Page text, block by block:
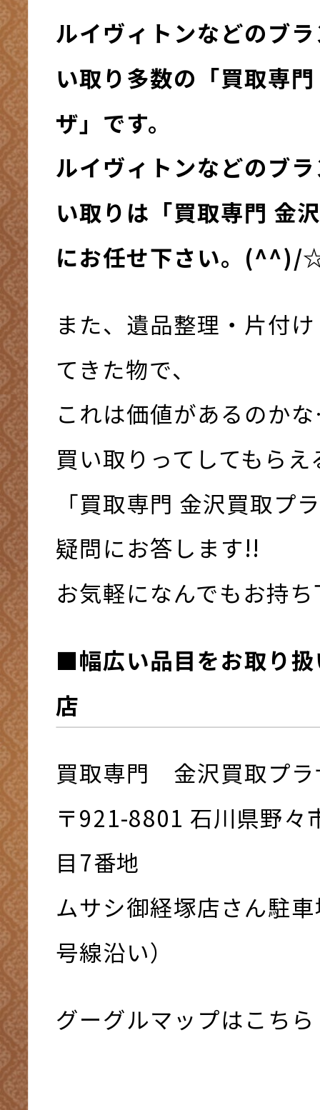
ルイヴィトンなどのブ
い取り多数の「買取専
ザ」です。
ルイヴィトンなどのブ
い取りは「買取専門 金
にお任せ下さい。(^^)/
また、遺品整理・片付
てきた物で、
これは価値があるのか
買い取りってしてもら
「買取専門 金沢買取プ
疑問にお答します!!
お気軽になんでもお持
■幅広い品目をお取り
店
買取専門 金沢買取プラ
〒921-8801 ⽯川県野々
⽬7番地
ムサシ御経塚店さん駐
号線沿い）
グーグルマップはこちら